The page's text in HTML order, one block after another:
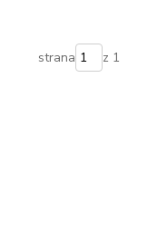
strana z 1